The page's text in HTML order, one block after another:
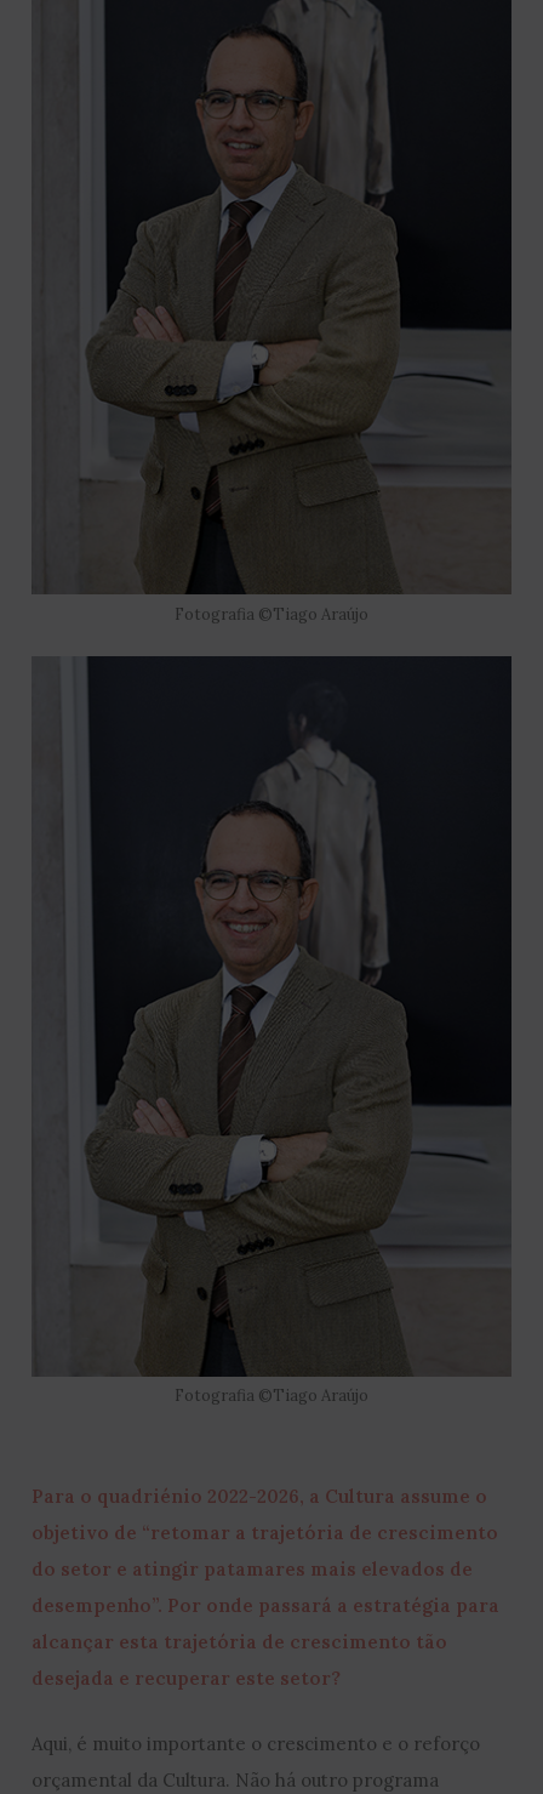
Fotografia ©Tiago Araújo
Fotografia ©Tiago Araújo
Para o quadriénio 2022-2026, a Cultura assume o
objetivo de “retomar a trajetória de crescimento
do setor e atingir patamares mais elevados de
desempenho”. Por onde passará a estratégia para
alcançar esta trajetória de crescimento tão
desejada e recuperar este setor?
Aqui, é muito importante o crescimento e o reforço
orçamental da Cultura. Não há outro programa